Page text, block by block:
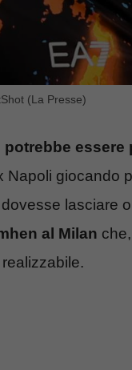
(La Presse)
Napoli
lasciare
al Milan